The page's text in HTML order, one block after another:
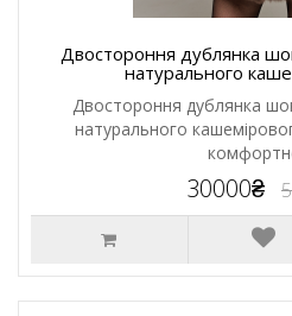
Двостороння дублянка
натурального
Двостороння дублянка
натурального
30000₴